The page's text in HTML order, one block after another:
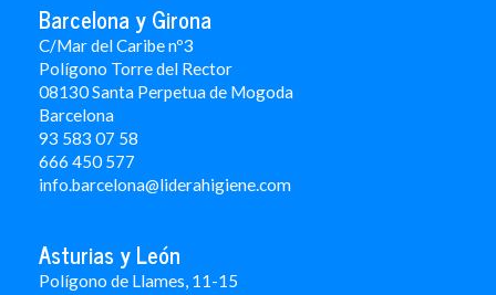
Barcelona y Girona
C/Mar del Caribe nº3
Polígono Torre del Rector
08130 Santa Perpetua de Mogoda
Barcelona
93 583 07 58
666 450 577
info.barcelona@liderahigiene.com
Asturias y León
Polígono de Llames, 11-15